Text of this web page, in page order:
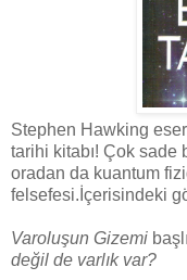
Stephen Hawking
tarihi kitabı! Çok
oradan da kuantum
felsefesi.İçerisindeki
Varoluşun Gizemi
değil de varlık var?